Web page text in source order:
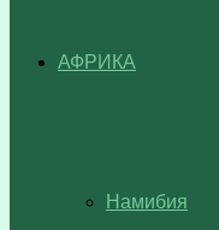
АФРИКА
Намибия